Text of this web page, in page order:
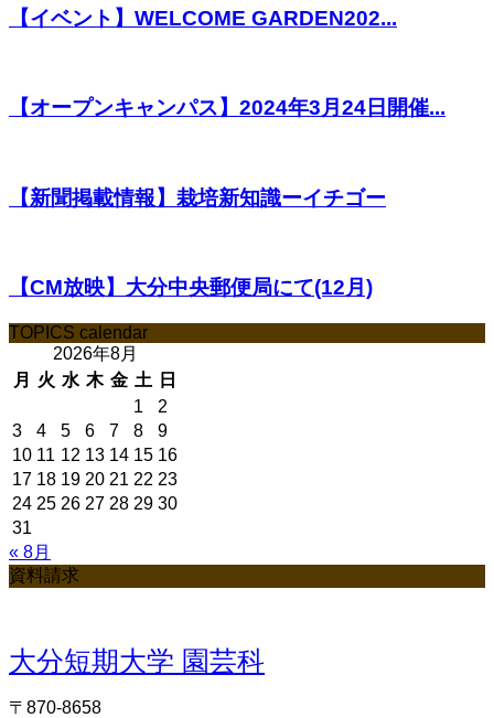
【イベント】WELCOME GARDEN202...
【オープンキャンパス】2024年3月24日開催...
【新聞掲載情報】栽培新知識ーイチゴー
【CM放映】大分中央郵便局にて(12月)
TOPICS calendar
2026年8月
月
火 水 木 金 土
日
1
2
3
4 5 6 7 8
9
10 11 12 13 14 15 16
17 18 19 20 21 22 23
24 25 26 27 28 29 30
31
« 8月
資料請求
大分短期大学 園芸科
〒870-8658